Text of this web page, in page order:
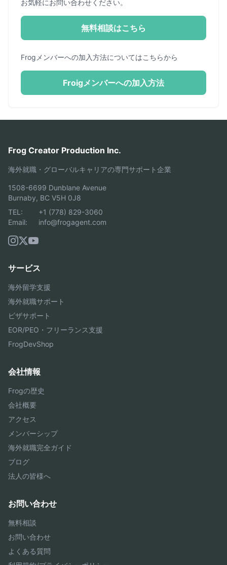
お気軽にお問い合わせください。
無料相談はこちら
Frogメンバーへの加入方法についてはこちらから
Froigメンバーへの加入方法
Frog Creator Production Inc.
海外就職・グローバルキャリアの専門サポート企業
1508-6699 Dunblane Avenue
Burnaby, BC V5H 0J8
TEL:
+1 (778) 829-3060
Email:
info@frogagent.com
サービス
海外留学支援
海外就職サポート
ビザサポート
EOR/PEO・フリーランス支援
FrogDevShop
会社情報
Frogの歴史
会社概要
アクセス
メンバーシップ
海外就職完全ガイド
ブログ
法人の皆様へ
お問い合わせ
無料相談
お問い合わせ
よくある質問